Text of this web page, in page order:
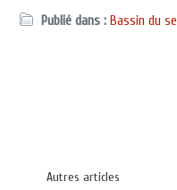
Publié dans : Bassin du sel
Autres articles